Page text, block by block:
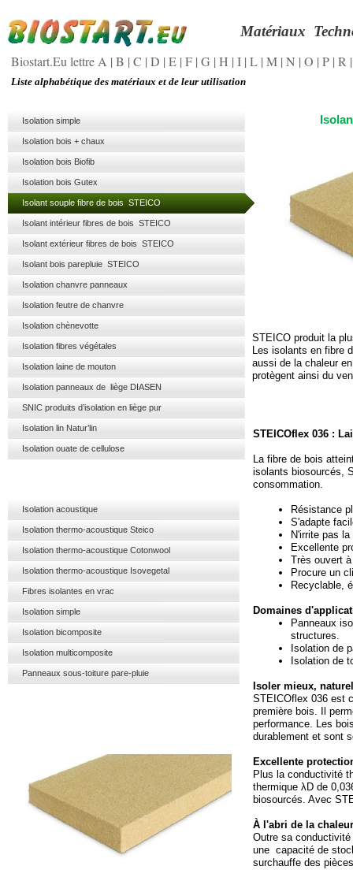
STEICO produit la
Les isolants en fibre
aussi de la chaleur
protègent ainsi du
Isolation simple
Isolation bois + chaux
Isolation bois Biofib
Isolation bois Gutex
Isolant souple fibre de bois STEICO
Isolant intérieur fibres de bois STEICO
Isolant extérieur fibres de bois STEICO
Isolant bois parepluie STEICO
Isolation chanvre panneaux
Isolation feutre de chanvre
Isolation chènevotte
Isolation fibres végétales
Isolation laine de mouton
Isolation panneaux de liège DIASEN
SNIC produits d’isolation en liège pur
Isolation lin Natur’lin
Isolation ouate de cellulose
Liste alphabétique des matériaux et de leur utilisation
Biostart.Eu lettre A | B | C | D | E | F | G | H | I | L | M | N | O | P | R
Isolation acoustique
Isolation thermo-acoustique Steico
Isolation thermo-acoustique Cotonwool
Isolation thermo-acoustique Isovegetal
Fibres isolantes en vrac
Isolation simple
Isolation bicomposite
Isolation multicomposite
Panneaux sous-toiture pare-pluie
STEICOflex 036 :
La fibre de bois
isolants biosourcés,
consommation.
Résistance
S'adapte
N'irrite pas la
Excellente
Très ouvert
Procure un
Recyclable,
Domaines
Panneaux
structures.
Isolation de
Isolation de
Isoler mieux,
STEICOflex 036 est
première bois. Il
performance. Les
durablement et sont
Excellente
Plus la conductivité
thermique λD de
biosourcés. Avec
À l'abri de la
Outre sa
une capacité de
surchauffe des
Matériaux